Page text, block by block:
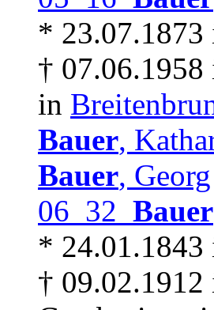
* 23.07.1873
† 07.06.1958
in
Bauer,
Bauer, Georg
06 32 Bauer
* 24.01.1843
† 09.02.1912